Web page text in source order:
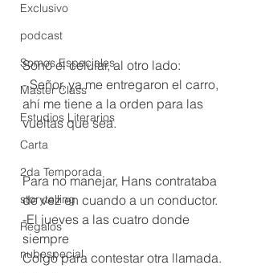
Exclusivo
podcast
Somos Especiales
Master Class
Estudios Literarios
Carta
2da Temporada
storytelling
Regalos
nubespecial
Sonó el celular, al otro lado:
- Señor, ya me entregaron el carro,
ahí me tiene a la orden para las
vueltas que sea.
Para no manejar, Hans contrataba
de vez en cuando a un conductor.
-El jueves a las cuatro donde
siempre
Colgó para contestar otra llamada.